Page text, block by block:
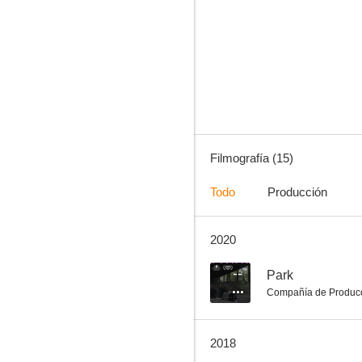
Filmografía (15)
Todo Producción
2020
-- Park
Compañía de
2018